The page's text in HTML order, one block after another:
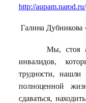
http://
Галина
Мы, стоя
инвалидов,
трудности,
полноценной
сдаваться,